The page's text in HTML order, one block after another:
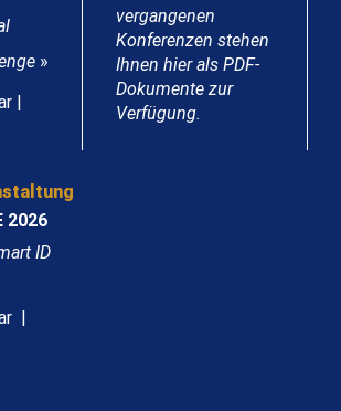
»
|
vergangenen
Konferenzen stehen
Ihnen hier als PDF-
Dokumente zur
Verfügung.
2026
ID
|